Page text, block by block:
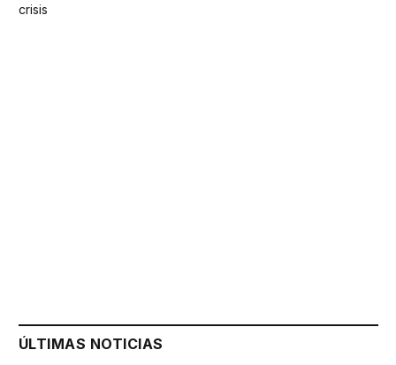
crisis
ÚLTIMAS NOTICIAS